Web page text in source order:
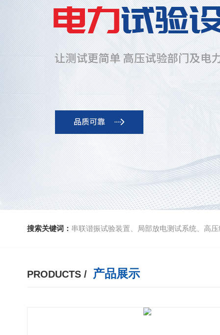
搜索关键词： 串联谐振试验装置、局部放电测试系统、高压
PRODUCTS / 产品展示